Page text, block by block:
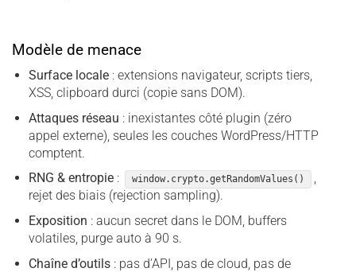
Modèle de menace
Surface locale: extensions navigateur, scripts tiers,
XSS, clipboard durci (copie sans DOM).
Attaques réseau : inexistantes côté plugin (zéro
appel externe), seules les couches WordPress/HTTP
comptent.
RNG & entropie: window.crypto.getRandomValues()
,
rejet des biais (rejection sampling).
Exposition : aucun secret dans le DOM, buffers
volatiles, purge auto à 90 s.
Chaîne d’outils: pas d’API, pas de cloud, pas de